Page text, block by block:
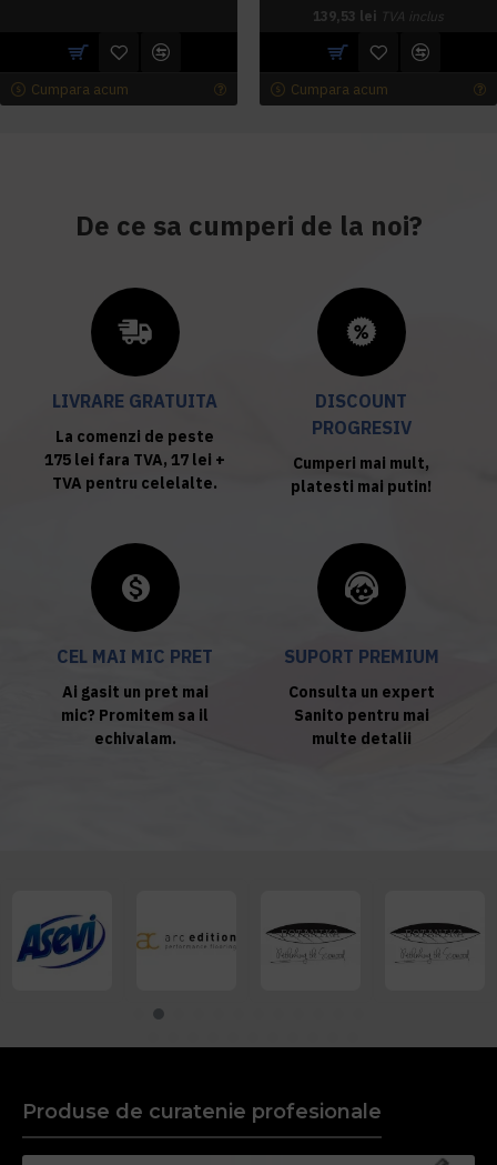
Cumpara acum
139,53 lei TVA inclus
Cumpara acum
De ce sa cumperi de la noi?
LIVRARE GRATUITA
La comenzi de peste
175 lei fara TVA, 17 lei +
TVA pentru celelalte.
DISCOUNT
PROGRESIV
Cumperi mai mult,
platesti mai putin!
CEL MAI MIC PRET
Ai gasit un pret mai
mic? Promitem sa il
echivalam.
SUPORT PREMIUM
Consulta un expert
Sanito pentru mai
multe detalii
Produse de curatenie profesionale